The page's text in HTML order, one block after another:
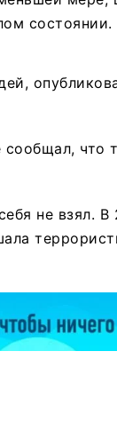
состоянии.
что
не взял.